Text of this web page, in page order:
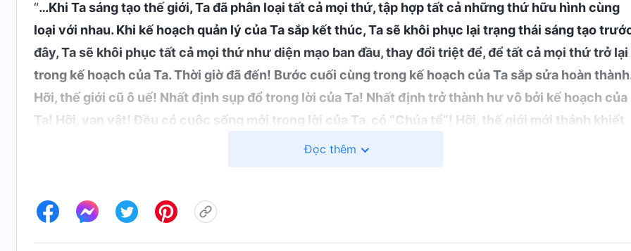
“…Khi Ta sáng tạo thế giới, Ta đã phân loại tất cả mọi thứ, tập hợp tất cả những thứ hữu hình cùng
loại với nhau. Khi kế hoạch quản lý của Ta sắp kết thúc, Ta sẽ khôi phục lại trạng thái sáng tạo
đây, Ta sẽ khôi phục tất cả mọi thứ như diện mạo ban đầu, thay đổi triệt để, để tất cả mọi thứ trở lại
trong kế hoạch của Ta. Thời giờ đã đến! Bước cuối cùng trong kế hoạch của Ta sắp sửa hoàn
Hỡi, thế giới cũ ô uế! Nhất định sụp đổ trong lời của Ta! Nhất định trở thành hư vô bởi kế hoạch của
Ta! Hỡi, vạn vật! Đều có cuộc sống mới trong lời của Ta, có “Chúa tể”! Hỡi, thế giới mới thánh khiết
và không tì vết! Nhất định sẽ được hồi sinh trong vinh quang của Ta! Hỡi, ngọn núi Si-ôn! Đừng im
ánh sáng của Ta? Sao không thể nhảy múa vui mừng dưới sự chỉ dẫn của Ta? Mặt đất đang reo hò
Đọc thêm